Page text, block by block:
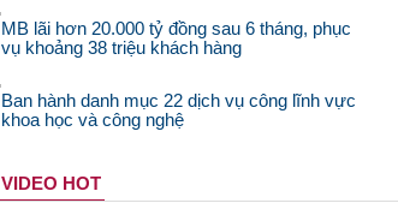
MB lãi hơn 20.000 tỷ đồng sau 6 tháng, phục
vụ khoảng 38 triệu khách hàng
Ban hành danh mục 22 dịch vụ công lĩnh vực
khoa học và công nghệ
VIDEO HOT